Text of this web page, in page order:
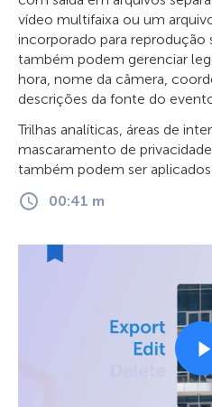
vídeo multifaixa ou um
incorporado para reprodução
também podem gerenciar
hora, nome da câmera,
descrições da fonte do
Trilhas analíticas, áreas de
mascaramento de
também podem ser
00:41 m